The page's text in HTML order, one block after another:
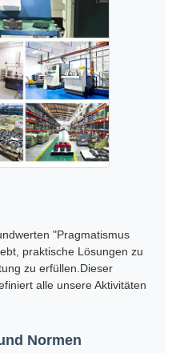
"Pragmatismus
praktische Lösungen zu
zu erfüllen.Dieser
alle unsere Aktivitäten
Normen